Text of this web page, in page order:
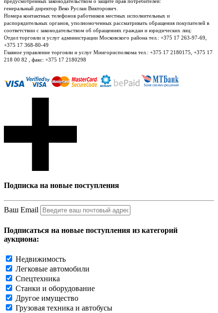
генеральный директор Веко Руслан Викторович.
Номера контактных телефонов работников местных исполнительных и
распорядительных органов, уполномоченных рассматривать обращения покупателей в
соответствии с законодательством об обращениях граждан и юридических лиц:
Отдел торговли и услуг администрации Московского района тел.: +375 17 263-97-69,
+375 17 368-80-49
Главное управление торговли и услуг Мингорисполкома тел.: +375 17 2180175, +375 17
218 00 82 , факс: +375 17 2180298
Подписка на новые поступления
Ваш Email
Подписаться на новые поступления из категорий
аукциона:
Недвижимость
Легковые автомобили
Спецтехника
Станки и оборудование
Другое имущество
Грузовая техника и автобусы